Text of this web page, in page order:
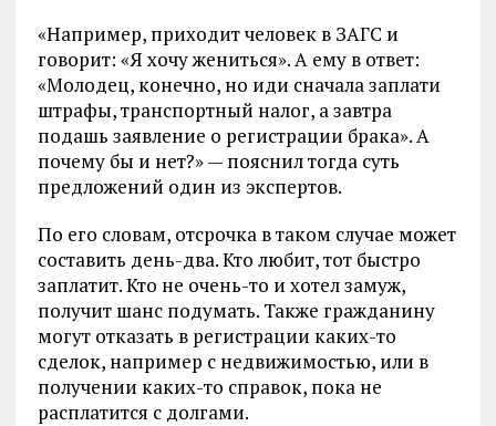
«Например, приходит человек в ЗАГС и
говорит: «Я хочу жениться». А ему в ответ:
«Молодец, конечно, но иди сначала заплати
штрафы, транспортный налог, а завтра
подашь заявление о регистрации брака». А
почему бы и нет?» — пояснил тогда суть
предложений один из экспертов.
По его словам, отсрочка в таком случае может
составить день-два. Кто любит, тот быстро
заплатит. Кто не очень-то и хотел замуж,
получит шанс подумать. Также гражданину
могут отказать в регистрации каких-то
сделок, например с недвижимостью, или в
получении каких-то справок, пока не
расплатится с долгами.